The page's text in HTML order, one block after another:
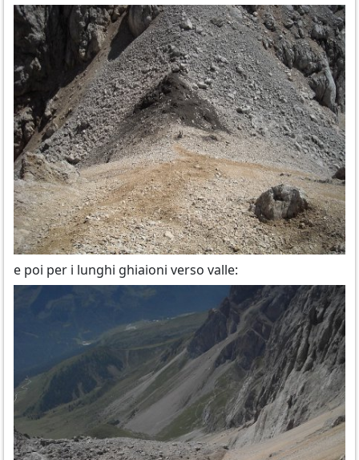
e poi per i lunghi ghiaioni verso valle: